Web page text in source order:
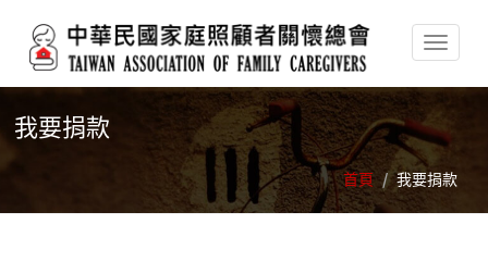
我要捐款
首頁 / 我要捐款